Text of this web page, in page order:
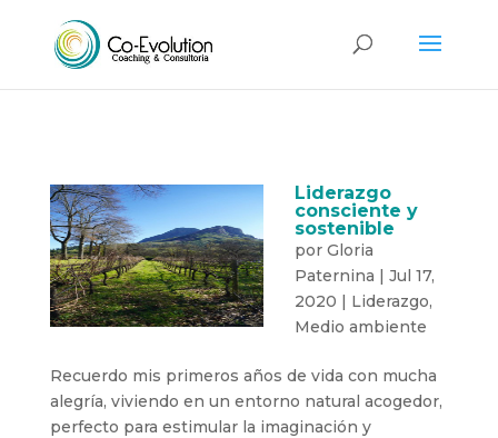
Liderazgo
consciente y
sostenible
por Gloria
Paternina | Jul 17,
2020 | Liderazgo,
Medio ambiente
Recuerdo mis primeros años de vida con mucha
alegría, viviendo en un entorno natural acogedor,
perfecto para estimular la imaginación y